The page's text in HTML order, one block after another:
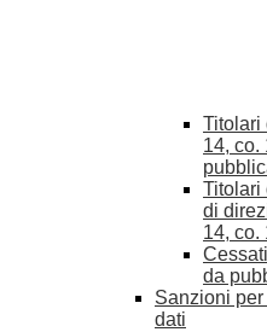
Titolari
14, co.
Titolari
di
14, co.
da
Sanzioni
dati